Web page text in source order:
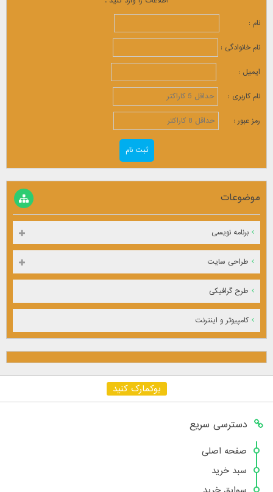
نام :
نام خانوادگی :
ایمیل :
نام کاربری :
رمز عبور :
موضوعات
برنامه نویسی
طراحی سایت
طرح گرافیکی
کامپیوتر و اینترنت
بوکمارک کنید
دسترسی سریع
صفحه اصلی
سبد خرید